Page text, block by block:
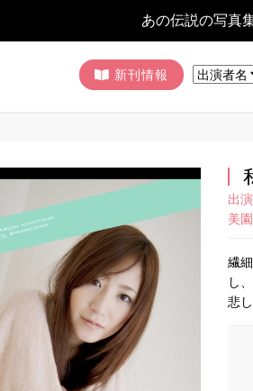
あの伝説の写真
新刊情報
出演
美園
繊
し
悲